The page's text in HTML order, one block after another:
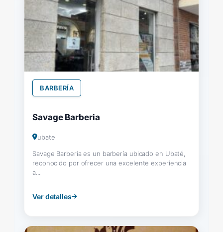
BARBERÍA
Savage Barberia
ubate
Savage Barberia es un barbería ubicado en Ubaté,
reconocido por ofrecer una excelente experiencia
a...
Ver detalles